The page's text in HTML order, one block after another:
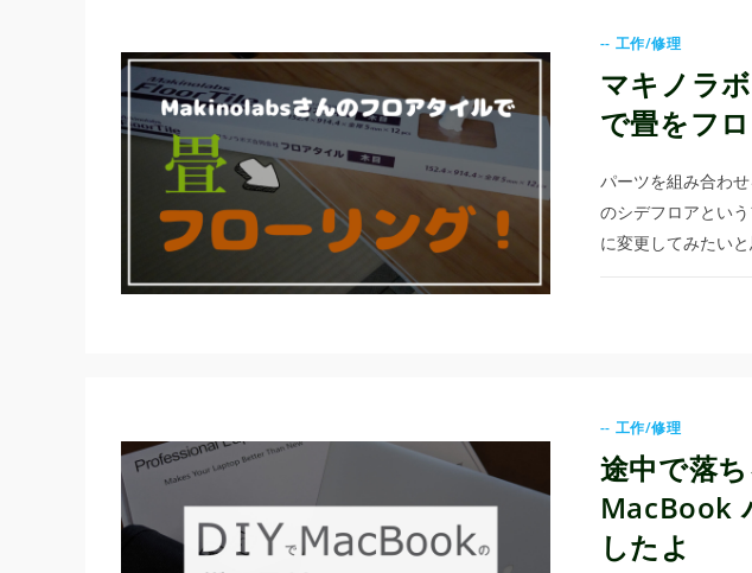
-- 工作/修理
マキノラ
で畳をフ
パーツを組み合わ
のシデフロアとい
に変更してみたいと
-- 工作/修理
途中で落
MacBook
したよ